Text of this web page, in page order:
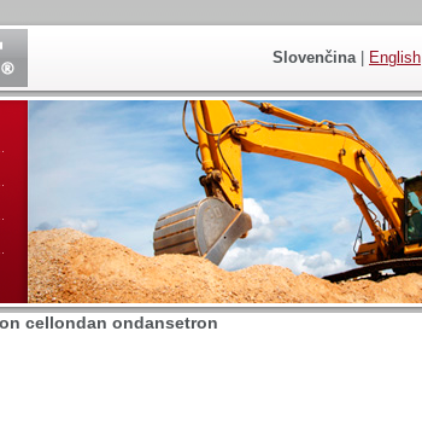
Slovenčina| English
cellondan ondansetron